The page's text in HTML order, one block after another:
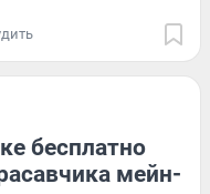
бесплатно
мейн-